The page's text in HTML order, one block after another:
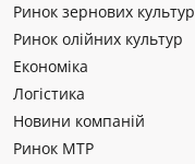
Ринок зернових культур
Ринок олійних культур
Економіка
Логістика
Новини компаній
Ринок МТР